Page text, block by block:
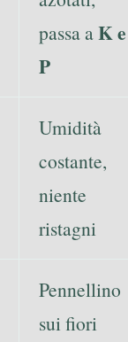
passa aK e
P
Umidità
costante,
niente
ristagni
Pennellino
sui fiori